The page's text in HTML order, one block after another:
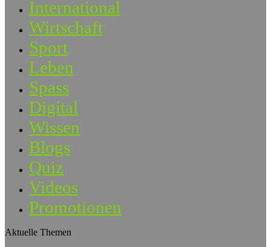
International
Wirtschaft
Sport
Leben
Spass
Digital
Wissen
Blogs
Quiz
Videos
Promotionen
Aktuelle Themen